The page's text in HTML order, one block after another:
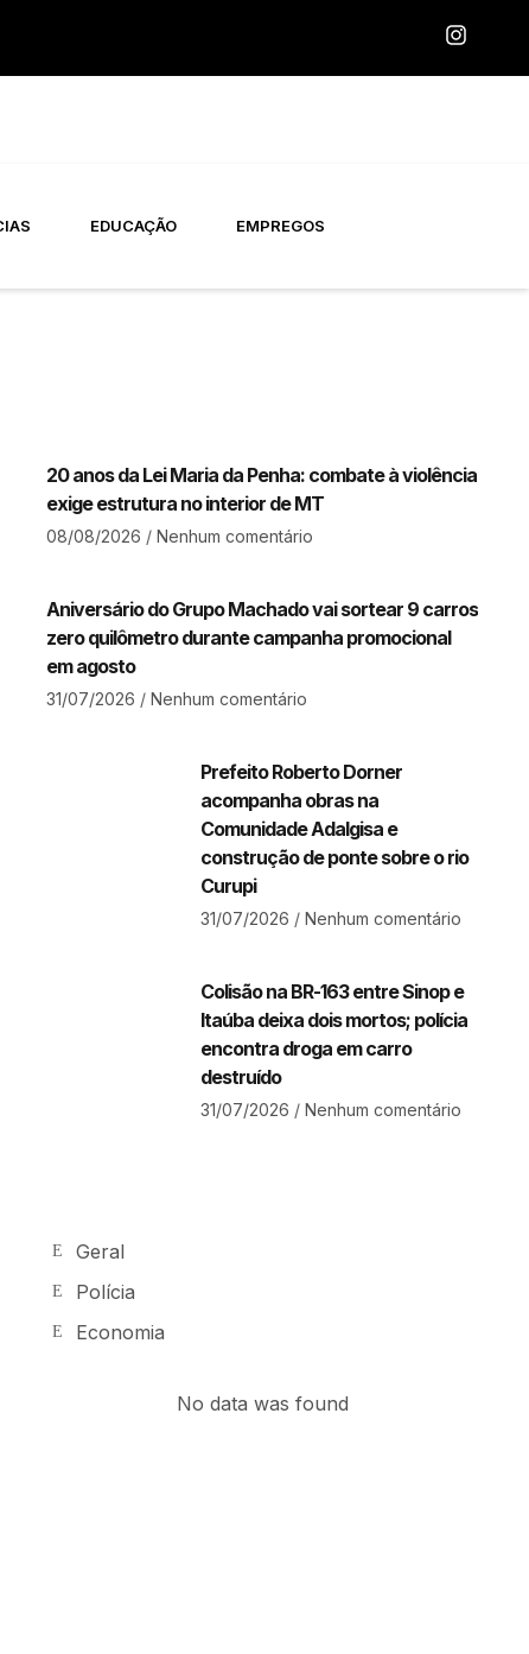
EDUCAÇÃO EMPREGOS
20 anos da Lei Maria da Penha: combate à violência
exige estrutura no interior de MT​
08/08/2026 Nenhum comentário
Aniversário do Grupo Machado vai sortear 9 carros
zero quilômetro durante campanha promocional
em agosto
31/07/2026 Nenhum comentário
Prefeito Roberto Dorner
acompanha obras na
Comunidade Adalgisa e
construção de ponte sobre o rio
Curupi
31/07/2026 Nenhum comentário
Colisão na BR-163 entre Sinop e
Itaúba deixa dois mortos; polícia
encontra droga em carro
destruído
31/07/2026 Nenhum comentário
Geral
Polícia
Economia
No data was found